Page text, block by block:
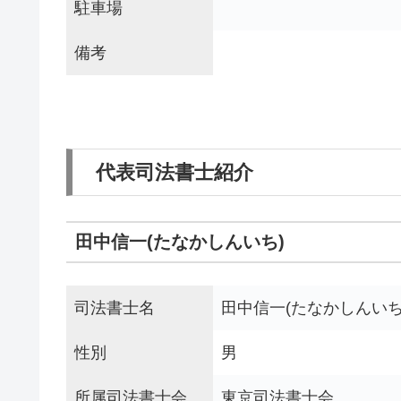
駐車場
備考
代表司法書士紹介
田中信一(たなかしんいち)
司法書士名 田中信一(たなかしんい
性別 男